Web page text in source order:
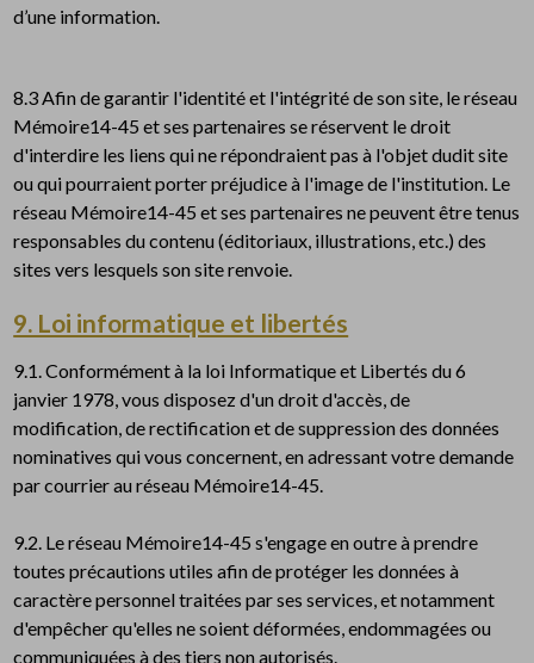
d’une information.
8.3 Afin de garantir l'identité et l'intégrité de son site, le réseau
Mémoire14-45 et ses partenaires se réservent le droit
d'interdire les liens qui ne répondraient pas à l'objet dudit site
ou qui pourraient porter préjudice à l'image de l'institution. Le
réseau Mémoire14-45 et ses partenaires ne peuvent être tenus
responsables du contenu (éditoriaux, illustrations, etc.) des
sites vers lesquels son site renvoie.
9. Loi informatique et libertés
9.1. Conformément à la loi Informatique et Libertés du 6
janvier 1978, vous disposez d'un droit d'accès, de
modification, de rectification et de suppression des données
nominatives qui vous concernent, en adressant votre demande
par courrier au réseau Mémoire14-45.
9.2. Le réseau Mémoire14-45 s'engage en outre à prendre
toutes précautions utiles afin de protéger les données à
caractère personnel traitées par ses services, et notamment
d'empêcher qu'elles ne soient déformées, endommagées ou
communiquées à des tiers non autorisés.